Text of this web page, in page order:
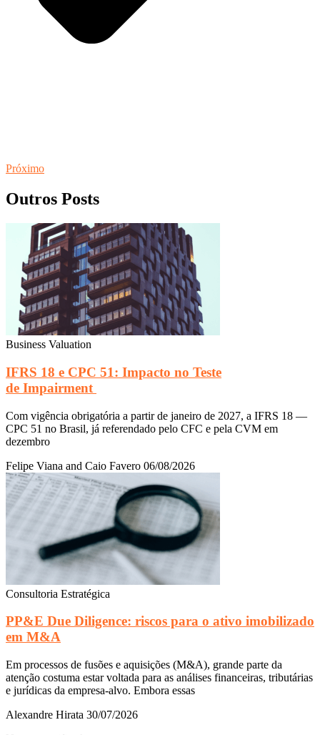
Próximo
Outros Posts
Business Valuation
IFRS 18 e CPC 51: Impacto no Teste
de Impairment
Com vigência obrigatória a partir de janeiro de 2027, a IFRS 18 —
CPC 51 no Brasil, já referendado pelo CFC e pela CVM em
dezembro
Felipe Viana and Caio Favero 06/08/2026
Consultoria Estratégica
PP&E Due Diligence: riscos para o ativo imobilizado
em M&A
Em processos de fusões e aquisições (M&A), grande parte da
atenção costuma estar voltada para as análises financeiras, tributárias
e jurídicas da empresa-alvo. Embora essas
Alexandre Hirata 30/07/2026